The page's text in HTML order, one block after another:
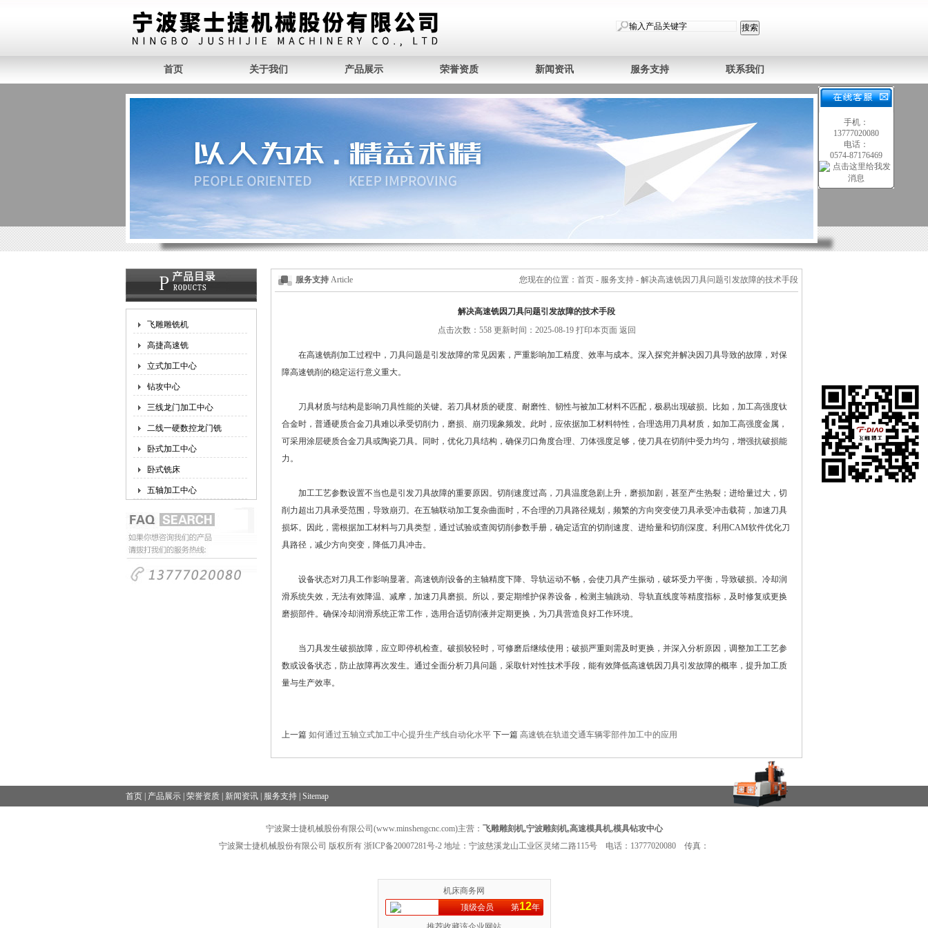
首页 关于我们 产品展示 荣誉资质 新闻资讯 服务支持 联系我们
飞雕雕铣机
高捷高速铣
立式加工中心
钻攻中心
三线龙门加工中心
二线一硬数控龙门铣
卧式加工中心
卧式铣床
五轴加工中心
服务支持 Article 您现在的位置： 首页 - 服务支持 - 解决高速铣因刀具问题引发故障的技术手段
解决高速铣因刀具问题引发故障的技术手段
点击次数：558 更新时间：2025-08-19打印本页面 返回
在高速铣削加工过程中，刀具问题是引发故障的常见因素，严重影响加工精度、效率与成本。深入探究并解决因刀具导致的故障，对保
障高速铣削的稳定运行意义重大。
刀具材质与结构是影响刀具性能的关键。若刀具材质的硬度、耐磨性、韧性与被加工材料不匹配，极易出现破损。比如，加工高强度钛
合金时，普通硬质合金刀具难以承受切削力，磨损、崩刃现象频发。此时，应依据加工材料特性，合理选用刀具材质，如加工高强度金属，
可采用涂层硬质合金刀具或陶瓷刀具。同时，优化刀具结构，确保刃口角度合理、刀体强度足够，使刀具在切削中受力均匀，增强抗破损能
力。
加工工艺参数设置不当也是引发刀具故障的重要原因。切削速度过高，刀具温度急剧上升，磨损加剧，甚至产生热裂；进给量过大，切
削力超出刀具承受范围，导致崩刃。在五轴联动加工复杂曲面时，不合理的刀具路径规划，频繁的方向突变使刀具承受冲击载荷，加速刀具
损坏。因此，需根据加工材料与刀具类型，通过试验或查阅切削参数手册，确定适宜的切削速度、进给量和切削深度。利用CAM软件优化刀
具路径，减少方向突变，降低刀具冲击。
设备状态对刀具工作影响显著。高速铣削设备的主轴精度下降、导轨运动不畅，会使刀具产生振动，破坏受力平衡，导致破损。冷却润
滑系统失效，无法有效降温、减摩，加速刀具磨损。所以，要定期维护保养设备，检测主轴跳动、导轨直线度等精度指标，及时修复或更换
磨损部件。确保冷却润滑系统正常工作，选用合适切削液并定期更换，为刀具营造良好工作环境。
当刀具发生破损故障，应立即停机检查。破损较轻时，可修磨后继续使用；破损严重则需及时更换，并深入分析原因，调整加工工艺参
数或设备状态，防止故障再次发生。通过全面分析刀具问题，采取针对性技术手段，能有效降低高速铣因刀具引发故障的概率，提升加工质
量与生产效率。
上一篇 如何通过五轴立式加工中心提升生产线自动化水平 下一篇 高速铣在轨道交通车辆零部件加工中的应用
首页 产品展示 荣誉资质 新闻资讯 服务支持 Sitemap
宁波聚士捷机械股份有限公司(www.minshengcnc.com)主营： 飞雕雕刻机,宁波雕刻机,高速模具机,模具钻攻中心
宁波聚士捷机械股份有限公司 版权所有 浙ICP备20007281号-2 地址：宁波慈溪龙山工业区灵绪二路115号 电话：13777020080 传真：
手机：
13777020080
电话：
0574-87176469
机床商务网
顶级会员
第12年